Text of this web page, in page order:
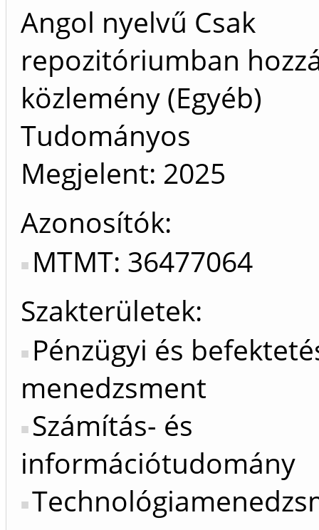
Angol nyelvű Csak
repozitóriumban
közlemény (Egyéb)
Tudományos
Megjelent: 2025
Azonosítók
MTMT: 36477064
Szakterületek:
Pénzügyi és
menedzsment
Számítás- és
információtudomány